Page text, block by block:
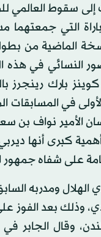
إلى سقوط العالمي
التي جمعتهما
الماضية من
النسائي في هذه
بارك رينجرز
في
الأمير نواف بن
كبرى أنها
على شفاه جمهور
ومدربه
وذلك بعد الفوز
لندن، وقال